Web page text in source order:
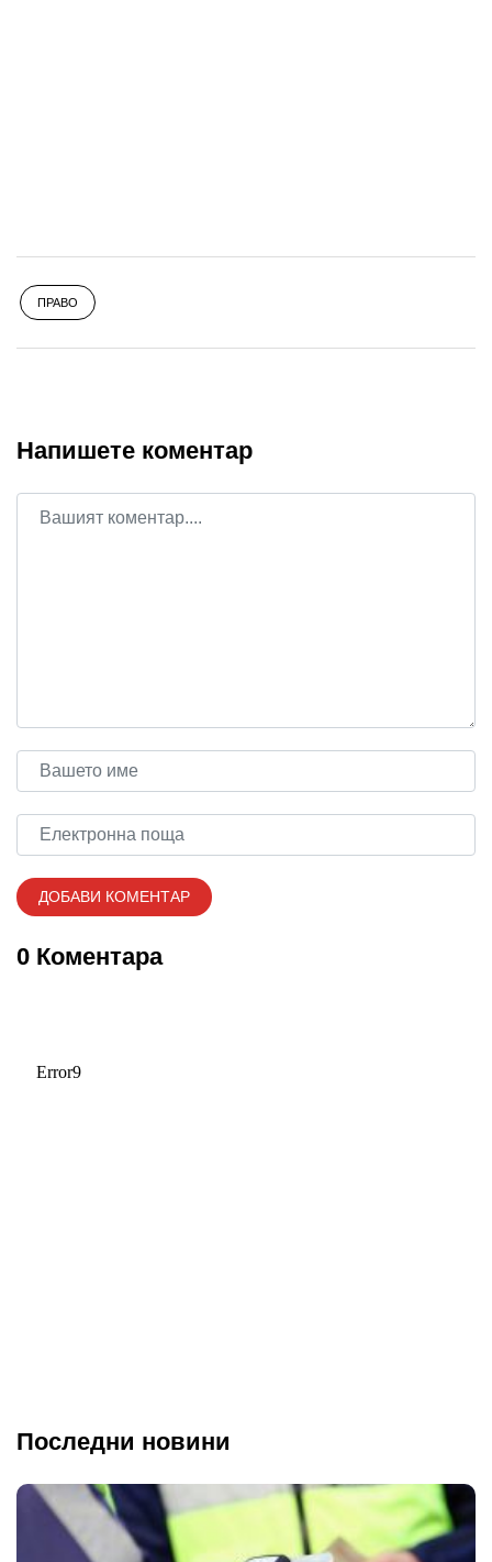
ПРАВО
Напишете коментар
0 Коментара
Последни новини